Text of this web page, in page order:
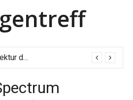
Sicherheitsarchitektur der nächsten Generation: JARXE kombiniert Multi-Wallet und MPC als Schutzschild für digitales Vertrauen